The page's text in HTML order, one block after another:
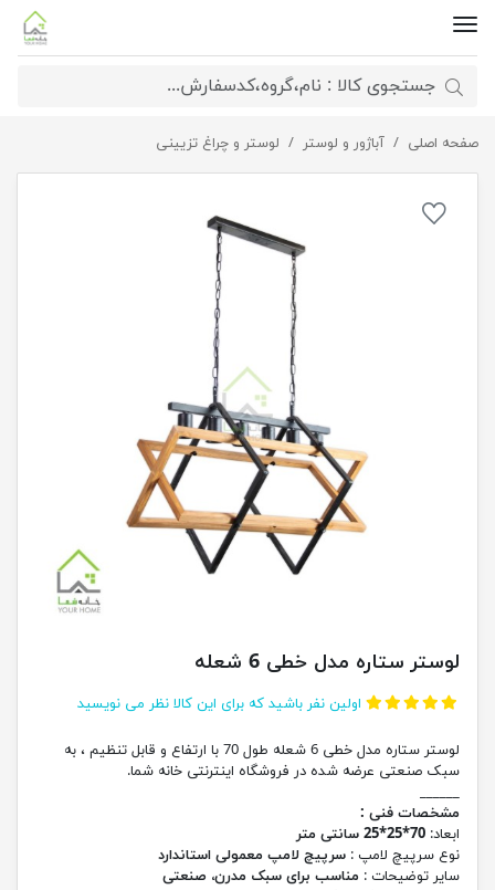
صفحه اصلی آباژور و لوستر لوستر و چراغ تزیینی لوستر ستاره مدل خطی 6 شعله
لوستر ستاره مدل خطی 6 شعله
اولین نفر باشید که برای این کالا نظر می نویسید
لوستر ستاره مدل خطی 6 شعله طول 70 با ارتفاع و قابل تنظیم ، به
سبک صنعتی عرضه شده در فروشگاه اینترنتی خانه شما.
______
مشخصات فنی :
ابعاد: 70*25*25 سانتی متر
نوع سرپیچ لامپ : سرپیچ لامپ معمولی استاندارد
سایر توضیحات : مناسب برای سبک مدرن، صنعتی